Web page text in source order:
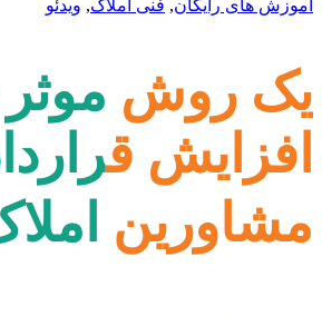
آموزش های رایگان, فنی املاک, ویدئو
یک روش موثر
افزایش
مشاورین